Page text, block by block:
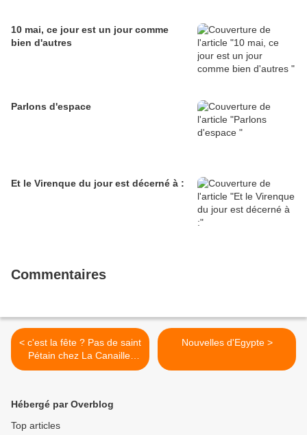
10 mai, ce jour est un jour comme
bien d'autres
Parlons d'espace
Et le Virenque du jour est décerné à :
Commentaires
< c'est la fête ? Pas de saint
Pétain chez La Canaille,
pas de saint du tout
Nouvelles d'Egypte >
Hébergé par Overblog
Top articles